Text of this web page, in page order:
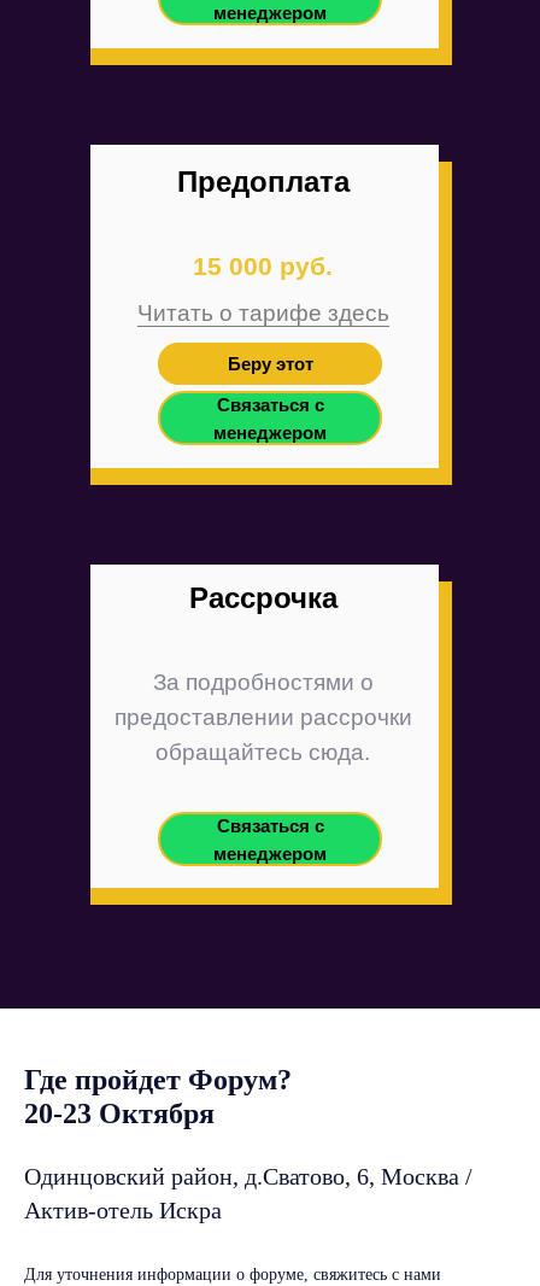
Предоплата
15 000 руб.
Читать о тарифе здесь
Беру этот
Рассрочка
За подробностями о
предоставлении рассрочки
обращайтесь сюда.
Связаться с
менеджером
Связаться с
менеджером
менеджером
Где пройдет Форум?
20-23 Октября
Одинцовский район, д.Сватово, 6, Москва /
Актив-отель Искра
Для уточнения информации о форуме, свяжитесь с нами